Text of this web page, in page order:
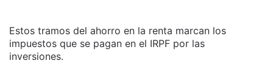
Estos tramos del ahorro en la renta marcan los
impuestos que se pagan en el IRPF por las
inversiones.